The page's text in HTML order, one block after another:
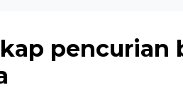
pencurian